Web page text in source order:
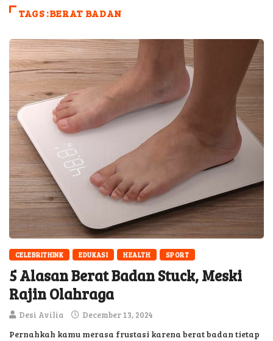
TAGS :BERAT BADAN
CELEBRITHINK EDUKASI HEALTH SPORT
5 Alasan Berat Badan Stuck, Meski
Rajin Olahraga
Desi Avilia December 13, 2024
Pernahkah kamu merasa frustasi karena berat badan tietap